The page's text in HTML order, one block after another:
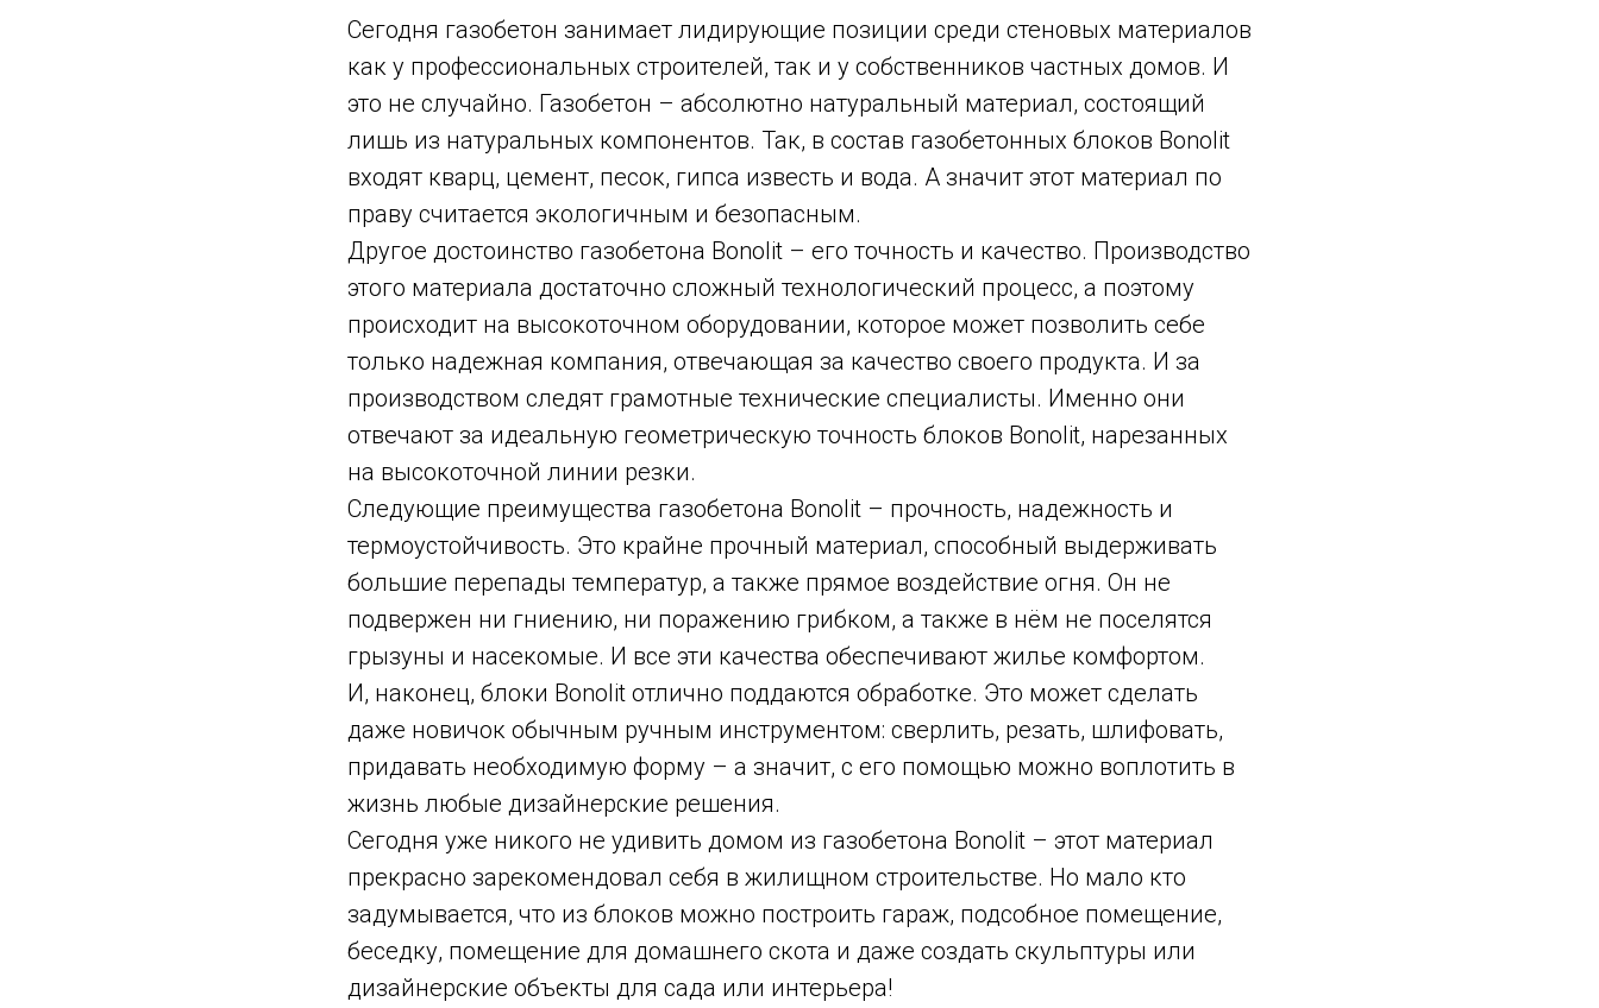
Сегодня газобетон занимает лидирующие позиции среди стеновых материалов
как у профессиональных строителей, так и у собственников частных домов. И
это не случайно. Газобетон – абсолютно натуральный материал, состоящий
лишь из натуральных компонентов. Так, в состав газобетонных блоков Bonolit
входят кварц, цемент, песок, гипса известь и вода. А значит этот материал по
праву считается экологичным и безопасным.
Другое достоинство газобетона Bonolit – его точность и качество. Производство
этого материала достаточно сложный технологический процесс, а поэтому
происходит на высокоточном оборудовании, которое может позволить себе
только надежная компания, отвечающая за качество своего продукта. И за
производством следят грамотные технические специалисты. Именно они
отвечают за идеальную геометрическую точность блоков Bonolit, нарезанных
на высокоточной линии резки.
Следующие преимущества газобетона Bonolit – прочность, надежность и
термоустойчивость. Это крайне прочный материал, способный выдерживать
большие перепады температур, а также прямое воздействие огня. Он не
подвержен ни гниению, ни поражению грибком, а также в нём не поселятся
грызуны и насекомые. И все эти качества обеспечивают жилье комфортом.
И, наконец, блоки Bonolit отлично поддаются обработке. Это может сделать
даже новичок обычным ручным инструментом: сверлить, резать, шлифовать,
придавать необходимую форму – а значит, с его помощью можно воплотить в
жизнь любые дизайнерские решения.
Сегодня уже никого не удивить домом из газобетона Bonolit – этот материал
прекрасно зарекомендовал себя в жилищном строительстве. Но мало кто
задумывается, что из блоков можно построить гараж, подсобное помещение,
беседку, помещение для домашнего скота и даже создать скульптуры или
дизайнерские объекты для сада или интерьера!